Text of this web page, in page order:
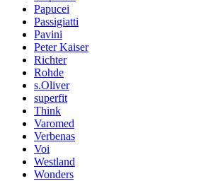
Papucei
Passigiatti
Pavini
Peter Kaiser
Richter
Rohde
s.Oliver
superfit
Think
Varomed
Verbenas
Voi
Westland
Wonders